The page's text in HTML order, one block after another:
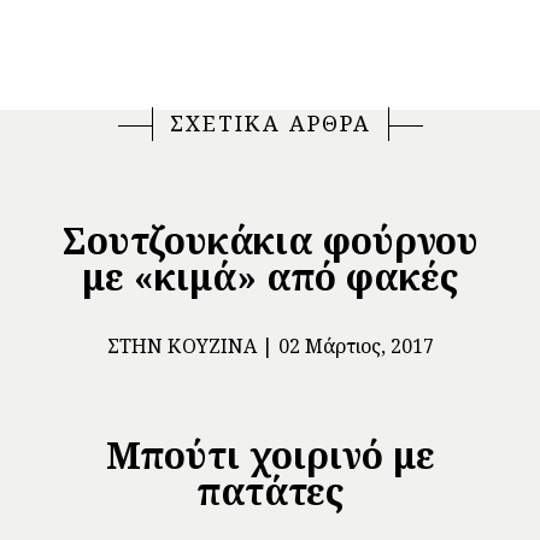
ΣΧΕΤΙΚΑ ΑΡΘΡΑ
Σουτζουκάκια φούρνου
με «κιμά» από φακές
ΣΤΗΝ ΚΟΥΖΊΝΑ 02 Μάρτιος, 2017
Μπούτι χοιρινό με
πατάτες